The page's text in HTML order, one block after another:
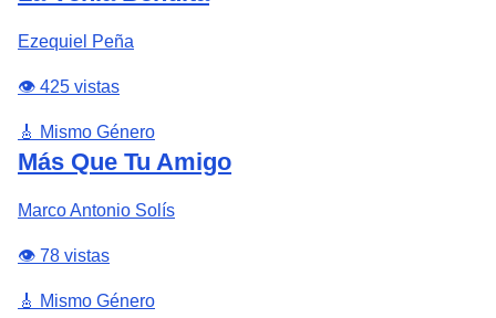
Ezequiel Peña
👁️ 425 vistas
🎸 Mismo Género
Más Que Tu Amigo
Marco Antonio Solís
👁️ 78 vistas
🎸 Mismo Género